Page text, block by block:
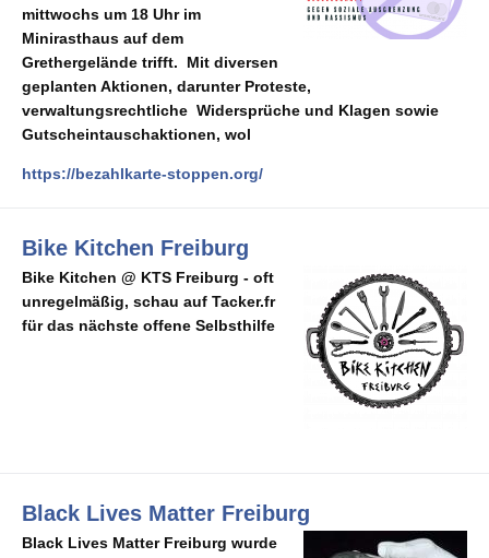
mittwochs um 18 Uhr im
Minirasthaus auf dem
Grethergelände trifft. Mit diversen
geplanten Aktionen, darunter Proteste,
verwaltungsrechtliche Widersprüche und Klagen sowie
Gutscheintauschaktionen, wol
https://bezahlkarte-stoppen.org/
Bike Kitchen Freiburg
Bike Kitchen @ KTS Freiburg - oft
unregelmäßig, schau auf Tacker.fr
für das nächste offene Selbsthilfe
Black Lives Matter Freiburg
Black Lives Matter Freiburg wurde